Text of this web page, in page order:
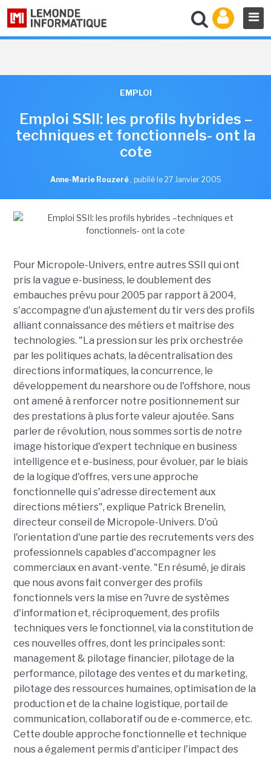
EMPLOI
Emploi SSII: les profils hybrides –
techniques et fonctionnels- ont la
cote
Anne-Marie Rouzeré , publié le 27 Janvier 2005
Pour Micropole-Univers, entre autres SSII qui ont
pris la vague e-business, le doublement des
embauches prévu pour 2005 par rapport à 2004,
s'accompagne d'un ajustement du tir vers des profils
alliant connaissance des métiers et maîtrise des
technologies. "La pression sur les prix orchestrée
par les politiques achats, la décentralisation des
directions informatiques, la concurrence, le
développement du nearshore ou de l'offshore, nous
ont amené à renforcer notre positionnement sur
des prestations à plus forte valeur ajoutée. Sans
parler de révolution, nous sommes sortis de notre
image historique d'expert technique en business
intelligence et e-business, pour évoluer, par le biais
de la logique d'offres, vers une approche
fonctionnelle qui s'adresse directement aux
directions métiers", explique Patrick Brenelin,
directeur conseil de Micropole-Univers. D'où
l'orientation d'une partie des recrutements vers des
professionnels capables d'accompagner les
commerciaux en avant-vente. "En résumé, je dirais
que nous avons fait converger des profils
fonctionnels vers la mise en ?uvre de systèmes
d'information et, réciproquement, des profils
techniques vers le fonctionnel, via la constitution de
ces nouvelles offres, dont les principales sont:
management & pilotage financier, pilotage de la
performance, pilotage des ventes et du marketing,
pilotage des ressources humaines, optimisation de la
production et de la chaine logistique, portail de
communication, collaboratif ou de e-commerce, etc.
Cette double approche fonctionnelle et technique
nous a également permis d'anticiper l'impact des